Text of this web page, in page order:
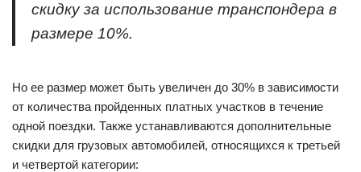
скидку за использование транспондера в
размере 10%.
Но ее размер может быть увеличен до 30% в зависимости
от количества пройденных платных участков в течение
одной поездки. Также устанавливаются дополнительные
скидки для грузовых автомобилей, относящихся к третьей
и четвертой категории: